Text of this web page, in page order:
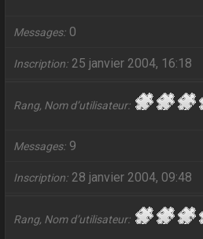
Messages 0
Inscription 25 janvier 2004, 16:18
Rang, Nom d’utilisateur
Messages 9
Inscription 28 janvier 2004, 09:48
Rang, Nom d’utilisateur